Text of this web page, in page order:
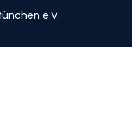
e.V.